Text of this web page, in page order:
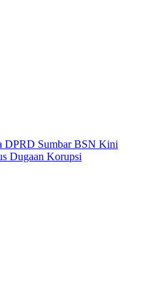
DPRD Sumbar BSN Kini
Dugaan Korupsi